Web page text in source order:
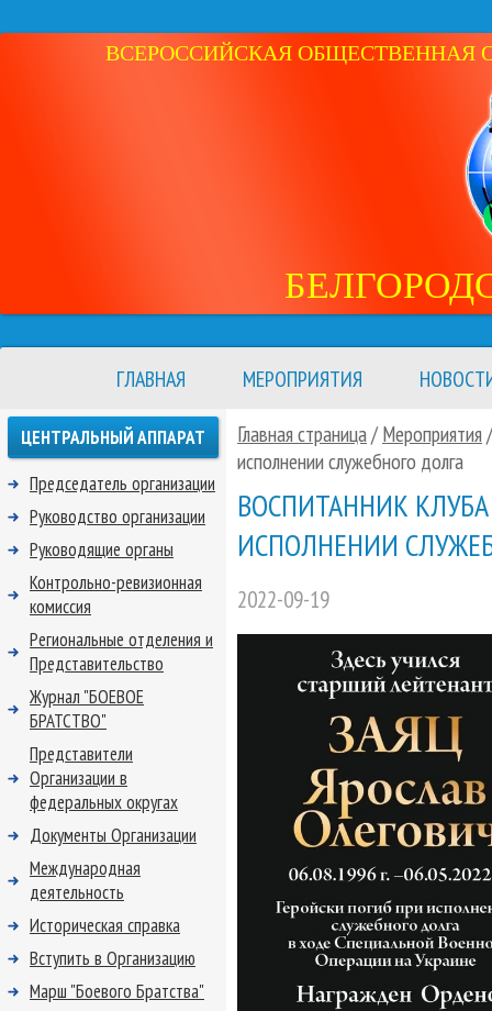
ВСЕРОССИЙСКАЯ ОБЩЕСТВЕННАЯ
ГЛАВНАЯ МЕРОПРИЯТИЯ
Главная страница/ Мероприятия
исполнении служебного долга
ВОСПИТАННИК
ИСПОЛНЕНИИ
2022-09-19
ЦЕНТРАЛЬНЫЙ АППАРАТ
Председатель организации
Руководство организации
Руководящие органы
Контрольно-ревизионная
комиссия
Региональные отделения и
Представительство
Журнал "БОЕВОЕ
БРАТСТВО"
Представители
Организации в
федеральных округах
Документы Организации
Международная
деятельность
Историческая справка
Вступить в Организацию
Марш "Боевого Братства"